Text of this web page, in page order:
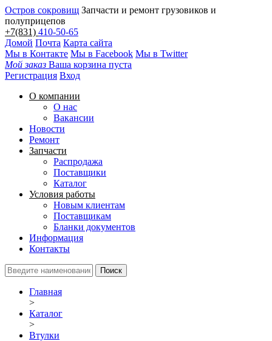
Остров сокровищ Запчасти и ремонт грузовиков и
полуприцепов
+7(831) 410-50-65
Домой Почта Карта сайта
Мы в Контакте Мы в Facebook Мы в Twitter
Мой заказ Ваша корзина пуста
Регистрация Вход
О компании
О нас
Вакансии
Новости
Ремонт
Запчасти
Распродажа
Поставщики
Каталог
Условия работы
Новым клиентам
Поставщикам
Бланки документов
Информация
Контакты
Главная
>
Каталог
>
Втулки